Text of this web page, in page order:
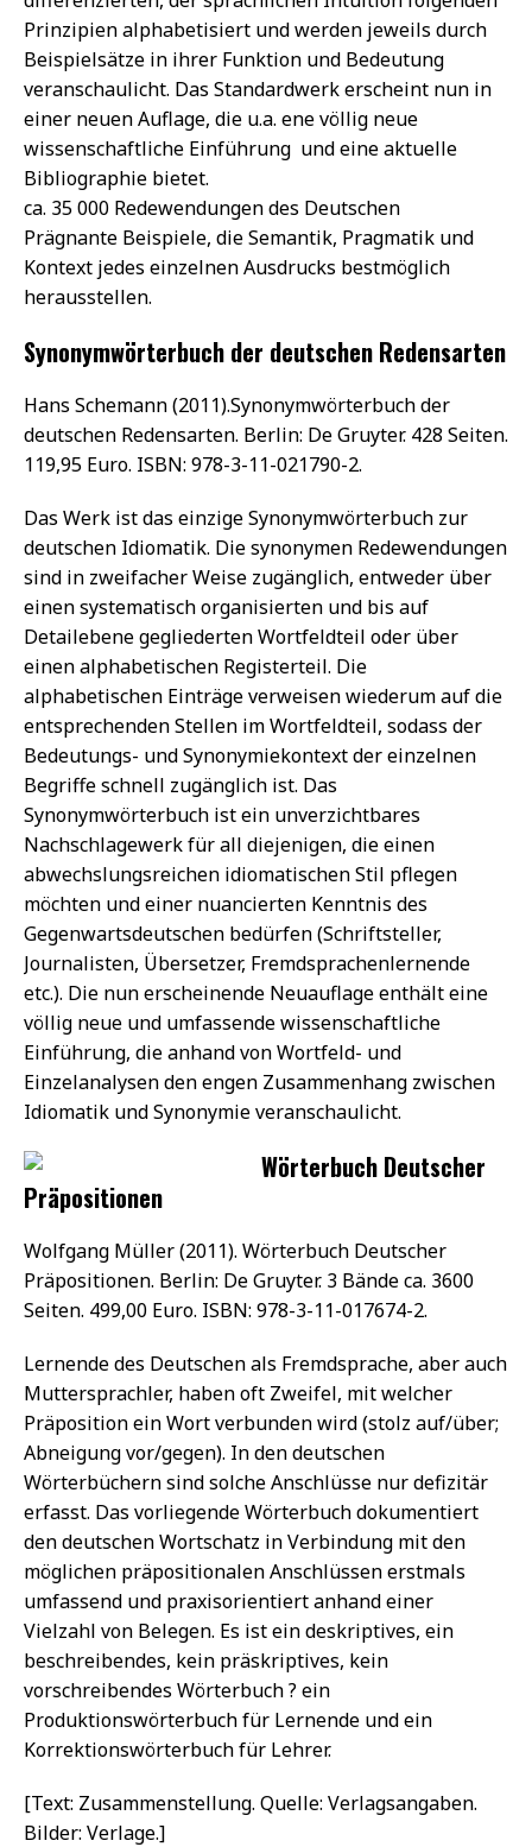
Prinzipien alphabetisiert und werden jeweils durch
Beispielsätze in ihrer Funktion und Bedeutung
veranschaulicht. Das Standardwerk erscheint nun in
einer neuen Auflage, die u.a. ene völlig neue
wissenschaftliche Einführung und eine aktuelle
Bibliographie bietet.
ca. 35 000 Redewendungen des Deutschen
Prägnante Beispiele, die Semantik, Pragmatik und
Kontext jedes einzelnen Ausdrucks bestmöglich
herausstellen.
Synonymwörterbuch der deutschen Redensarten
Hans Schemann (2011).Synonymwörterbuch der
deutschen Redensarten. Berlin: De Gruyter. 428 Seiten.
119,95 Euro. ISBN: 978-3-11-021790-2.
Das Werk ist das einzige Synonymwörterbuch zur
deutschen Idiomatik. Die synonymen Redewendungen
sind in zweifacher Weise zugänglich, entweder über
einen systematisch organisierten und bis auf
Detailebene gegliederten Wortfeldteil oder über
einen alphabetischen Registerteil. Die
alphabetischen Einträge verweisen wiederum auf die
entsprechenden Stellen im Wortfeldteil, sodass der
Bedeutungs- und Synonymiekontext der einzelnen
Begriffe schnell zugänglich ist. Das
Synonymwörterbuch ist ein unverzichtbares
Nachschlagewerk für all diejenigen, die einen
abwechslungsreichen idiomatischen Stil pflegen
möchten und einer nuancierten Kenntnis des
Gegenwartsdeutschen bedürfen (Schriftsteller,
Journalisten, Übersetzer, Fremdsprachenlernende
etc.). Die nun erscheinende Neuauflage enthält eine
völlig neue und umfassende wissenschaftliche
Einführung, die anhand von Wortfeld- und
Einzelanalysen den engen Zusammenhang zwischen
Idiomatik und Synonymie veranschaulicht.
Wörterbuch Deutscher
Präpositionen
Wolfgang Müller (2011). Wörterbuch Deutscher
Präpositionen. Berlin: De Gruyter. 3 Bände ca. 3600
Seiten. 499,00 Euro. ISBN: 978-3-11-017674-2.
Lernende des Deutschen als Fremdsprache, aber auch
Muttersprachler, haben oft Zweifel, mit welcher
Präposition ein Wort verbunden wird (stolz auf/über;
Abneigung vor/gegen). In den deutschen
Wörterbüchern sind solche Anschlüsse nur defizitär
erfasst. Das vorliegende Wörterbuch dokumentiert
den deutschen Wortschatz in Verbindung mit den
möglichen präpositionalen Anschlüssen erstmals
umfassend und praxisorientiert anhand einer
Vielzahl von Belegen. Es ist ein deskriptives, ein
beschreibendes, kein präskriptives, kein
vorschreibendes Wörterbuch ? ein
Produktionswörterbuch für Lernende und ein
Korrektionswörterbuch für Lehrer.
[Text: Zusammenstellung. Quelle: Verlagsangaben.
Bilder: Verlage.]